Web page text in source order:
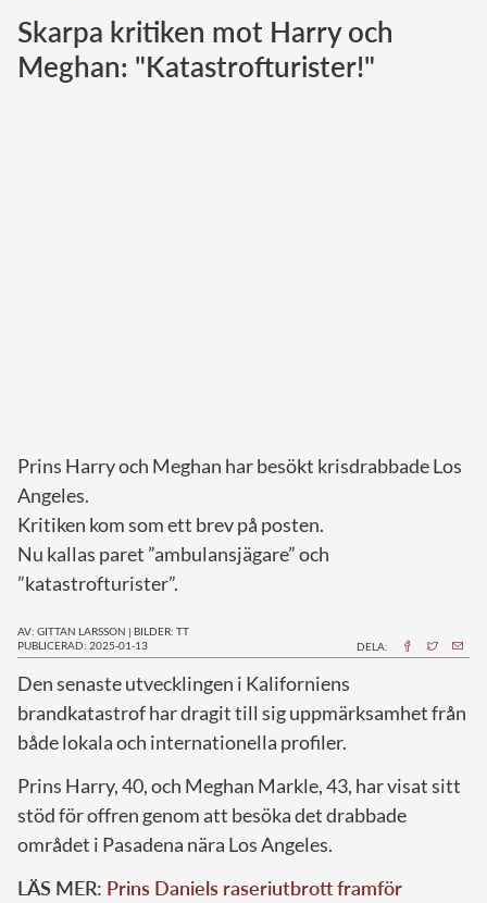
Norska kungahuset
Danska kungahuset
Skarpa kritiken mot Harry och
Meghan: "Katastrofturister!"
Prins Harry och Meghan har besökt krisdrabbade Los
Angeles.
Kritiken kom som ett brev på posten.
Nu kallas paret ”ambulansjägare” och
”katastrofturister”.
AV: GITTAN LARSSON | BILDER: TT
PUBLICERAD: 2025-01-13
DELA:
Den senaste utvecklingen i Kaliforniens
brandkatastrof har dragit till sig uppmärksamhet från
både lokala och internationella profiler.
Prins Harry, 40, och Meghan Markle, 43, har visat sitt
stöd för offren genom att besöka det drabbade
området i Pasadena nära Los Angeles.
LÄS MER: Prins Daniels raseriutbrott framför